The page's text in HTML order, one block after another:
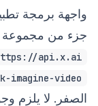
جزء من مجموعة xAI لتوليد الوسائط على
api.x.ai
imagine-video
الصفر. لا يلزم